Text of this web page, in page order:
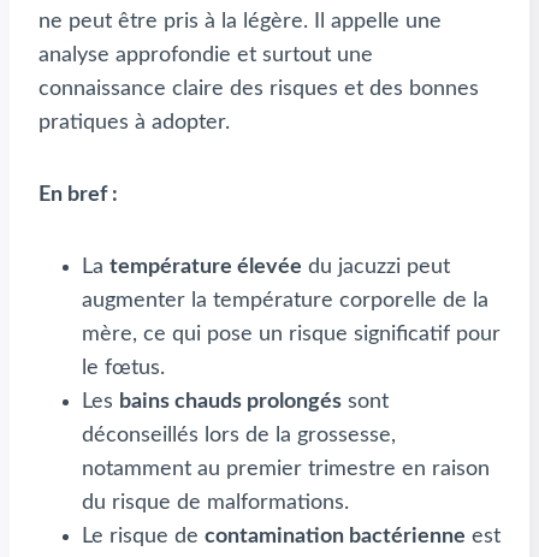
ne peut être pris à la légère. Il appelle une
analyse approfondie et surtout une
connaissance claire des risques et des bonnes
pratiques à adopter.
En bref :
La température élevée du jacuzzi peut
augmenter la température corporelle de la
mère, ce qui pose un risque significatif pour
le fœtus.
Les bains chauds prolongés sont
déconseillés lors de la grossesse,
notamment au premier trimestre en raison
du risque de malformations.
Le risque de contamination bactérienne est